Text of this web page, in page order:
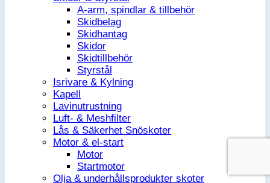
A-arm, spindlar & tillbehör
Skidbelag
Skidhantag
Skidor
Skidtillbehör
Styrstål
Isrivare & Kylning
Kapell
Lavinutrustning
Luft- & Meshfilter
Lås & Säkerhet Snöskoter
Motor & el-start
Motor
Startmotor
Olja & underhållsprodukter skoter